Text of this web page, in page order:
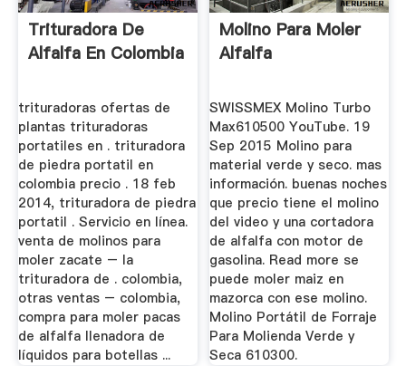
Trituradora De
Alfalfa En Colombia
trituradoras ofertas de
plantas trituradoras
portatiles en . trituradora
de piedra portatil en
colombia precio . 18 feb
2014, trituradora de piedra
portatil . Servicio en línea.
venta de molinos para
moler zacate – la
trituradora de . colombia,
otras ventas – colombia,
compra para moler pacas
de alfalfa llenadora de
líquidos para botellas ...
Molino Para Moler
Alfalfa
SWISSMEX Molino Turbo
Max610500 YouTube. 19
Sep 2015 Molino para
material verde y seco. mas
información. buenas noches
que precio tiene el molino
del video y una cortadora
de alfalfa con motor de
gasolina . Read more se
puede moler maiz en
mazorca con ese molino .
Molino Portátil de Forraje
Para Molienda Verde y
Seca 610300.